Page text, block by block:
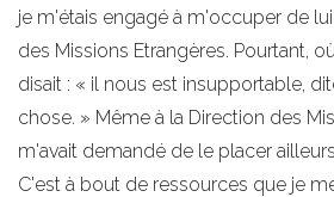
je m'étais engagé à m'occuper de lui
des Missions Etrangères. Pourtant,
disait : « il nous est insupportable,
chose. » Même à la Direction des
m'avait demandé de le placer
C'est à bout de ressources que je